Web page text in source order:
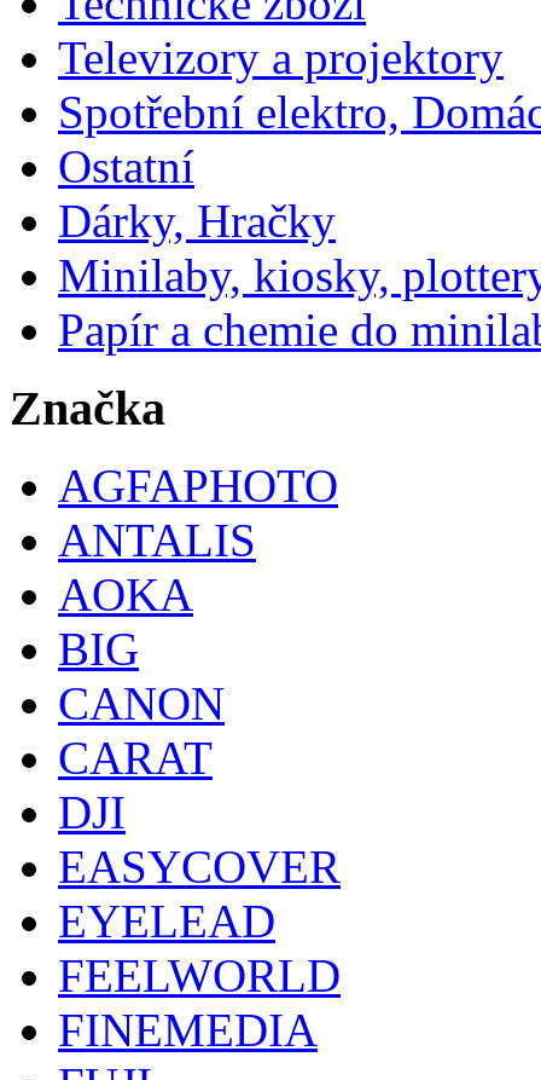
Televizory a projektory
Spotřební elektro,
Ostatní
Dárky, Hračky
Minilaby, kiosky,
Papír a chemie do
Značka
AGFAPHOTO
ANTALIS
AOKA
BIG
CANON
CARAT
DJI
EASYCOVER
EYELEAD
FEELWORLD
FINEMEDIA